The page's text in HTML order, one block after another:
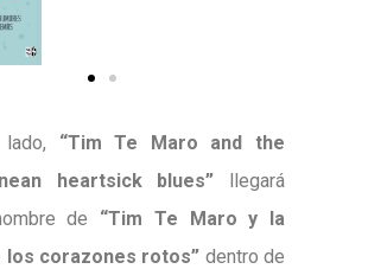
“Tim Te Maro and the
heartsick blues” llegará
de “Tim Te Maro y la
los corazones rotos” dentro de